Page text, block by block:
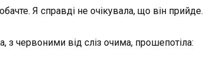
Я справді не очікувала, що він прийде.
з червоними від сліз очима, прошепотіла: